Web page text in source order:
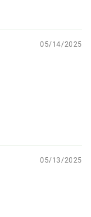
05/14/2025
05/13/2025